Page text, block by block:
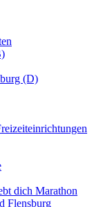
(D)
dich Marathon
Flensburg